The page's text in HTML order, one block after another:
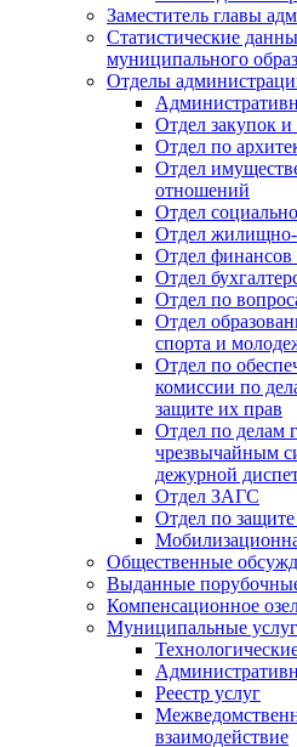
Заместитель главы
Статистические
муниципального
Отделы
Отдел закупок и
Отдел по
Отдел
отношений
Отдел
Отдел жилищно-
Отдел
Отдел
Отдел по
Отдел
спорта и
Отдел по
комиссии по
защите их прав
Отдел по делам
чрезвычайным
дежурной
Отдел ЗАГС
Отдел по
Общественные
Выданные
Компенсационное
Муниципальные
Реестр услуг
взаимодействие